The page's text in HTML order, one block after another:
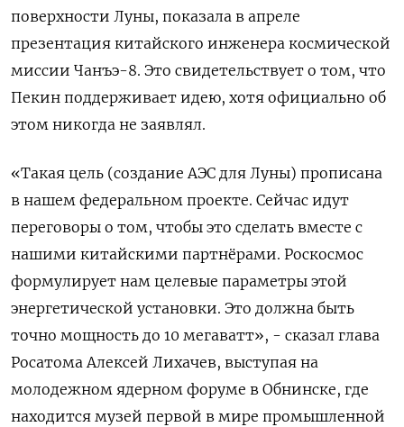
поверхности Луны, показала в апреле
презентация китайского инженера космической
миссии Чанъэ-8. Это свидетельствует о том, что
Пекин поддерживает идею, хотя официально об
этом никогда не заявлял.
«Такая цель (создание АЭС для Луны) прописана
в нашем федеральном проекте. Сейчас идут
переговоры о том, чтобы это сделать вместе с
нашими китайскими партнёрами. Роскосмос
формулирует нам целевые параметры этой
энергетической установки. Это должна быть
точно мощность до 10 мегаватт», - сказал глава
Росатома Алексей Лихачев, выступая на
молодежном ядерном форуме в Обнинске, где
находится музей первой в мире промышленной